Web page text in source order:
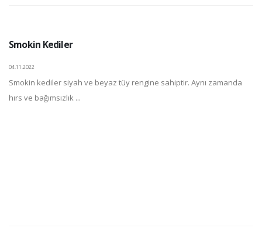
Smokin Kediler
04.11.2022
Smokin kediler siyah ve beyaz tüy rengine sahiptir. Aynı zamanda
hırs ve bağımsızlık ...